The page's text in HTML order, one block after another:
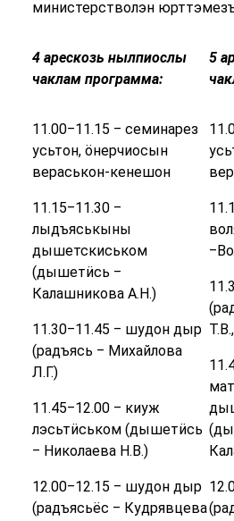
министерстволэн
4 арескозь нылпиослы
чаклам программа:
5
11.00‒11.15 ‒ семинарез
усьтон, ӧнерчиосын
вераськон-кенешон
11.15‒11.30 ‒
лыдъяськыны
дышетскиськом
(дышетӥсь ‒
Калашникова А.Н.)
11.30‒11.45 ‒ шудон дыр
(радъясь ‒ Михайлова
Л.Г.)
11.45‒12.00 ‒ киуж
лэсьтӥськом (дышетӥсь
‒ Николаева Н.В.)
12.00‒12.15 ‒ шудон дыр
(радъясьёс ‒ Кудрявцева